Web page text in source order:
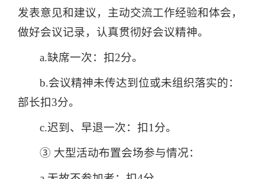
发表意见和建议，主动交流工作经验和体会，
做好会议记录，认真贯彻好会议精神。
a.缺席一次：扣2分。
b.会议精神未传达到位或未组织落实的：
部长扣3分。
c.迟到、早退一次：扣1分。
③ 大型活动布置会场参与情况：